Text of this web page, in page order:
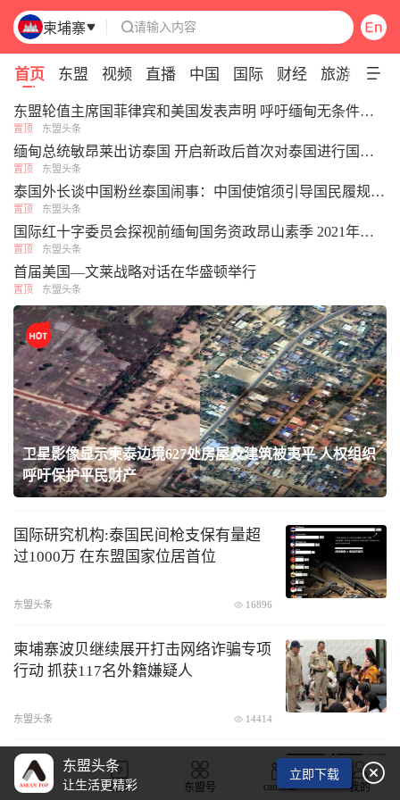
柬埔寨 请输入内容
首页 东盟 视频 直播 中国 国际 财经 旅游 专题
Pull down to refresh
东盟轮值主席国菲律宾和美国发表声明 呼吁缅甸无条件释放昂山素季
置顶 东盟头条
缅甸总统敏昂莱出访泰国 开启新政后首次对泰国进行国事访问
置顶 东盟头条
泰国外长谈中国粉丝泰国闹事：中国使馆须引导国民履规，切勿单方面护短
置顶 东盟头条
国际红十字委员会探视前缅甸国务资政昂山素季 2021年以来首次获确认私人会面
置顶 东盟头条
首届美国—文莱战略对话在华盛顿举行
置顶 东盟头条
卫星影像显示柬泰边境627处房屋及建筑被夷平 人权组织
呼吁保护平民财产
国际研究机构:泰国民间枪支保有量超
过1000万 在东盟国家位居首位
东盟头条 16896
​柬埔寨波贝继续展开打击网络诈骗专项
行动 抓获117名外籍嫌疑人
东盟头条 14414
柬埔寨五星上将迪班视察中国援柬056
型护卫舰在柬海域首航演训
东盟头条
让生活更精彩
立即下载 
首页 视频 东盟号 camwin 我的